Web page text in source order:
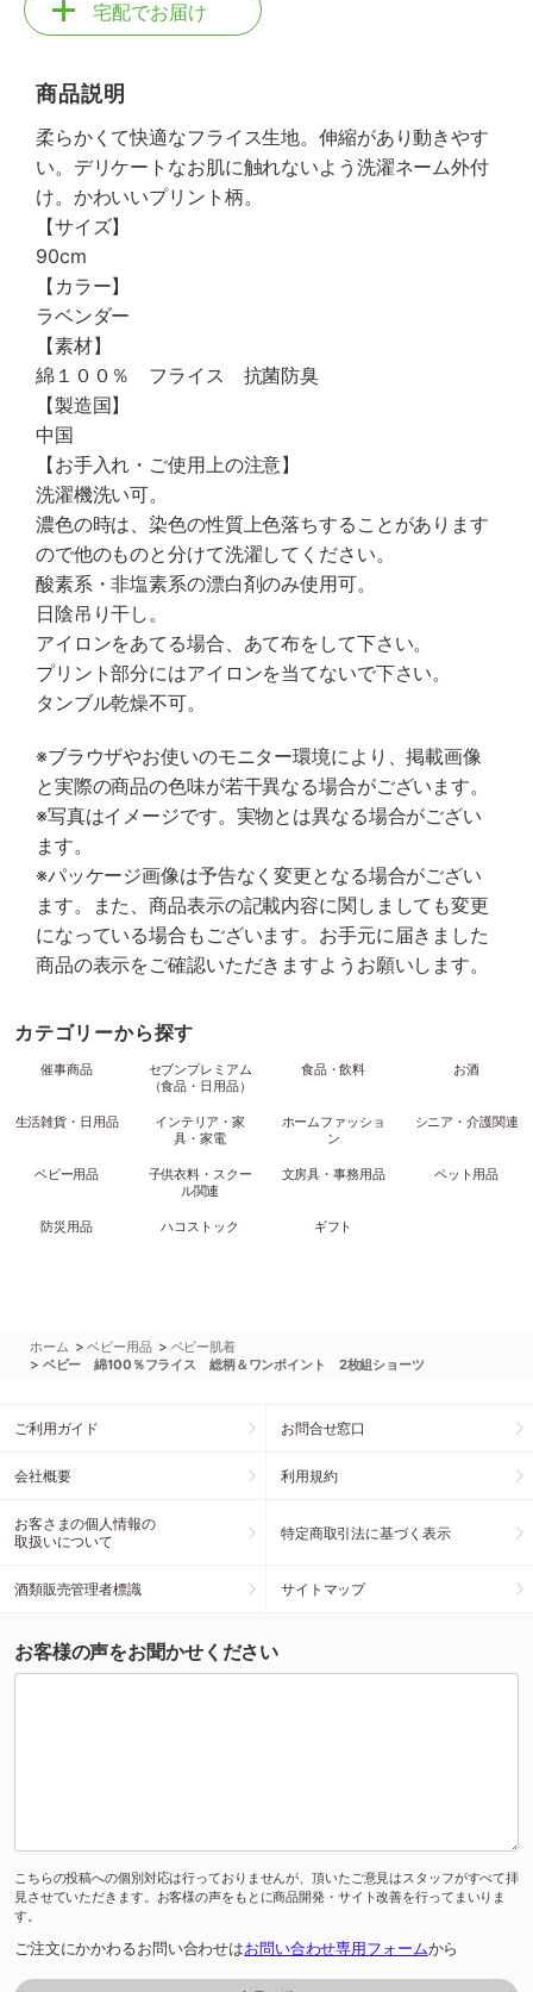
宅配でお届け
商品説明
柔らかくて快適なフライス生地。伸縮があり動きやす
い。デリケートなお肌に触れないよう洗濯ネーム外付
け。かわいいプリント柄。
【サイズ】
90cm
【カラー】
ラベンダー
【素材】
綿１００％ フライス 抗菌防臭
【製造国】
中国
【お手入れ・ご使用上の注意】
洗濯機洗い可。
濃色の時は、染色の性質上色落ちすることがあります
ので他のものと分けて洗濯してください。
酸素系・非塩素系の漂白剤のみ使用可。
日陰吊り干し。
アイロンをあてる場合、あて布をして下さい。
プリント部分にはアイロンを当てないで下さい。
タンブル乾燥不可。
※ブラウザやお使いのモニター環境により、掲載画像
と実際の商品の色味が若干異なる場合がございます。
※写真はイメージです。実物とは異なる場合がござい
ます。
※パッケージ画像は予告なく変更となる場合がござい
ます。また、商品表示の記載内容に関しましても変更
になっている場合もございます。お手元に届きました
商品の表示をご確認いただきますようお願いします。
カテゴリーから探す
催事商品
セブンプレミアム
（食品・日用品）
食品・飲料 お酒
生活雑貨・日用品
インテリア・家
具・家電
ホームファッショ
ン
シニア・介護関連
ベビー用品
子供衣料・スクー
ル関連
文房具・事務用品 ペット用品
防災用品 ハコストック ギフト
ホーム >ベビー用品 > ベビー肌着
> ベビー 綿100％フライス 総柄＆ワンポイント 2枚組ショーツ
ご利用ガイド お問合せ窓口
会社概要 利用規約
お客さまの個人情報の
取扱いについて
特定商取引法に基づく表示
酒類販売管理者標識 サイトマップ
お客様の声をお聞かせください
こちらの投稿への個別対応は行っておりませんが、頂いたご意見はスタッフがすべて拝
見させていただきます。お客様の声をもとに商品開発・サイト改善を行ってまいりま
す。
ご注文にかかわるお問い合わせはお問い合わせ専用フォームから